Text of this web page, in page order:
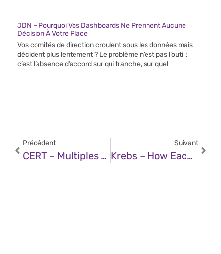
JDN – Pourquoi Vos Dashboards Ne Prennent Aucune
Décision À Votre Place
Vos comités de direction croulent sous les données mais
décident plus lentement ? Le problème n’est pas l’outil :
c’est l’absence d’accord sur qui tranche, sur quel
Précédent
CERT – Multiples Vulnérabilités Dans Broadcom VMware Tanzu Greenplum (31 Mars 2025)
Suivant
Krebs – How Each Pillar Of The 1st Amendment Is Under Attack